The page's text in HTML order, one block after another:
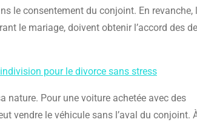
le consentement du conjoint. En revanche,
le mariage, doivent obtenir l’accord des
pour le divorce sans stress
nature. Pour une voiture achetée avec des
vendre le véhicule sans l’aval du conjoint.